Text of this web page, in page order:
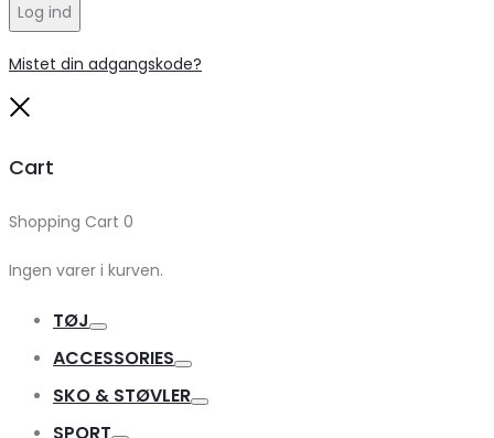
Log ind
Mistet din adgangskode?
Cart
Shopping Cart 0
Ingen varer i kurven.
TØJ
ACCESSORIES
SKO & STØVLER